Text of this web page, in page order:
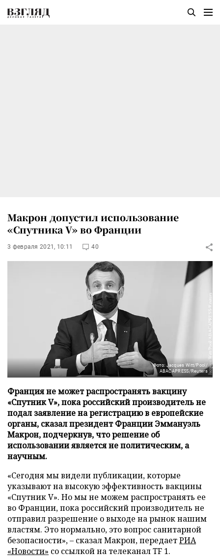
Макрон допустил использование
«Спутника V» во Франции
3 февраля 2021, 10:11 40
Фото: Jacques Witt/Pool/
ABACAPRESS/Reuters
Франция не может распространять вакцину
«Спутник V», пока российский производитель не
подал заявление на регистрацию в европейские
органы, сказал президент Франции Эммануэль
Макрон, подчеркнув, что решение об
использовании является не политическим, а
научным.
«Сегодня мы видели публикации, которые
указывают на высокую эффективность вакцины
«Спутник V». Но мы не можем распространять ее
во Франции, пока российский производитель не
отправил разрешение о выходе на рынок нашим
властям. Это нормально, это вопрос санитарной
безопасности», – сказал Макрон, передаетРИА
«Новости» со ссылкой на телеканал TF 1.